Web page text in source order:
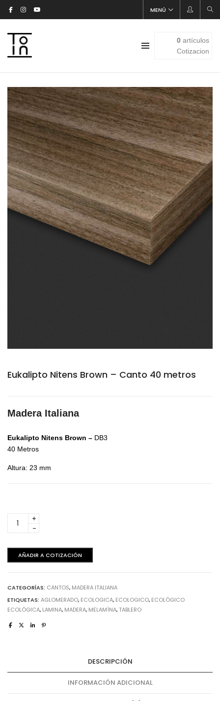
MENÚ
0artículos
Cotizacion
Eukalipto Nitens Brown – Canto 40 metros
Madera Italiana
Eukalipto Nitens Brown – DB3
40 Metros
Altura: 23 mm
Eukalipto
Nitens
-
Canto
cantidad
AÑADIR A COTIZACIÓN
CATEGORÍAS: CANTOS, MADERA ITALIANA
ETIQUETAS: AGLOMERADO, ECOLOGICA, ECOLOGICO, ECOLÓGICO
ECOLÓGICA, LAMINA, MADERA, MELAMÍNA, TABLERO
DESCRIPCIÓN
INFORMACIÓN ADICIONAL